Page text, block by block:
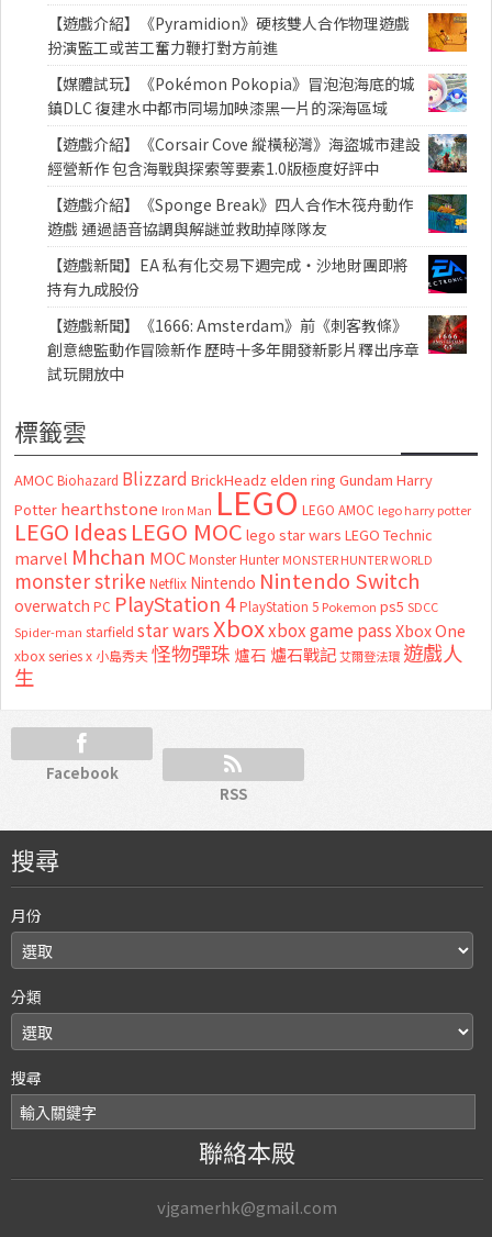
【遊戲介紹】《Pyramidion》硬核雙人合作物理遊戲
扮演監工或苦工奮力鞭打對方前進
【媒體試玩】《Pokémon Pokopia》冒泡泡海底的城
鎮DLC 復建水中都市同場加映漆黑一片的深海區域
【遊戲介紹】《Corsair Cove 縱橫秘灣》海盜城市建設
經營新作 包含海戰與探索等要素1.0版極度好評中
【遊戲介紹】《Sponge Break》四人合作木筏舟動作
遊戲 通過語音協調與解謎並救助掉隊隊友
【遊戲新聞】EA 私有化交易下週完成・沙地財團即將
持有九成股份
【遊戲新聞】《1666: Amsterdam》前《刺客教條》
創意總監動作冒險新作 歷時十多年開發新影片釋出序章
試玩開放中
標籤雲
AMOC Biohazard Blizzard BrickHeadz elden ring Gundam Harry
Potter hearthstone Iron Man LEGO LEGO AMOC lego harry potter
LEGO Ideas LEGO MOC lego star wars LEGO Technic
marvel Mhchan MOC Monster Hunter MONSTER HUNTER WORLD
monster strike Netflix Nintendo Nintendo Switch
overwatch PC PlayStation 4 PlayStation 5 Pokemon ps5 SDCC
Spider-man starfield star warsXboxxbox game passXbox One
xbox series x 小島秀夫怪物彈珠 爐石 爐石戰記艾爾登法環 遊戲人
生
Facebook
RSS
搜尋
月份
分類
搜尋
聯絡本殿
vjgamerhk@gmail.com